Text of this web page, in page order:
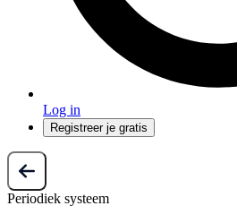
Log in
Registreer je gratis
Periodiek systeem